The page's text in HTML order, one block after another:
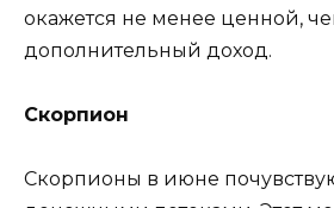
окажется не менее ценной,
дополнительный доход.
Скорпион
Скорпионы в июне